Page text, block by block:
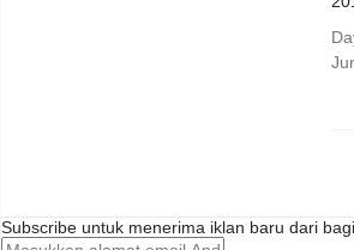
Subscribe untuk menerima iklan baru dari